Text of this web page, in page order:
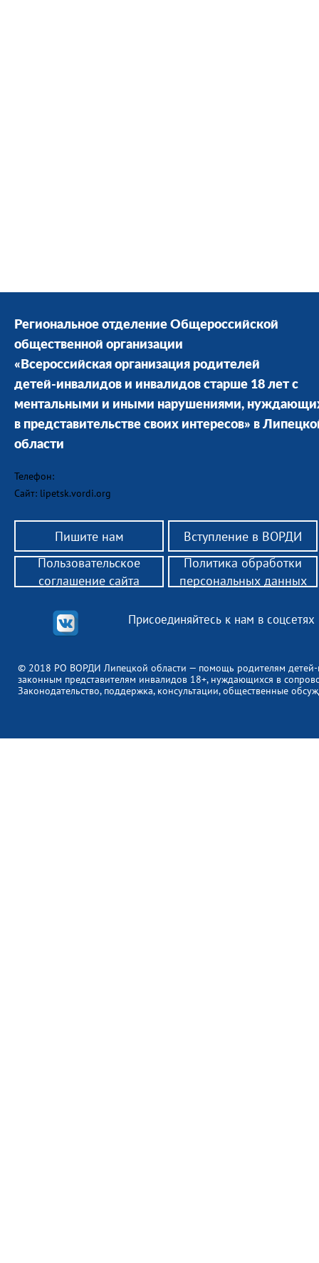
Региональное отделение Общероссийской
общественной организации
«Всероссийская организация родителей
детей-инвалидов и инвалидов старше 18 лет с
ментальными и иными нарушениями,
в представительстве своих интересов» в
области
Телефон:
Сайт: lipetsk.vordi.org
Пишите нам Вступление в ВОРДИ
© 2018 РО ВОРДИ Липецкой области — помощь родителям
законным представителям инвалидов 18+, нуждающихся в
Законодательство, поддержка, консультации, общественные
Присоединяйтесь к нам в соцсетях
Пользовательское
соглашение сайта
Политика обработки
персональных данных